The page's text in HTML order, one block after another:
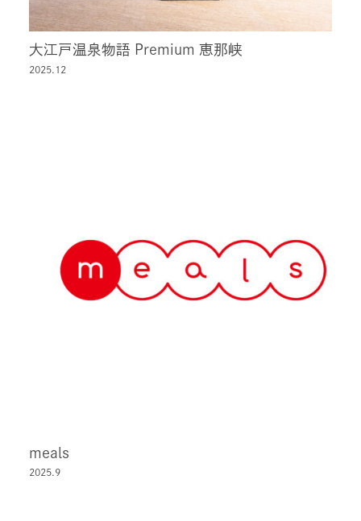
大江戸温泉物語 Premium 恵那峡
2025.12
meals
2025.9